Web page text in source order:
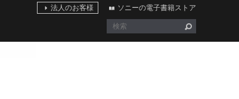
法人のお客様 ソニーの電子書籍ストア